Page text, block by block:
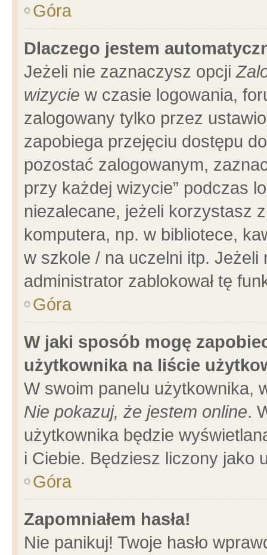
Góra
Dlaczego jestem
Jeżeli nie zaznaczysz opcji
wizycie w czasie logowania,
zalogowany tylko przez
zapobiega przejęciu dostępu
pozostać zalogowanym,
przy każdej wizycie” podczas
niezalecane, jeżeli korzystasz
komputera, np. w bibliotece,
w szkole / na uczelni itp.
administrator zablokował tę
Góra
W jaki sposób mogę
użytkownika na liście
W swoim panelu użytkownika,
Nie pokazuj, że jestem online.
użytkownika będzie
i Ciebie. Będziesz liczony jako
Góra
Zapomniałem hasła!
Nie panikuj! Twoje hasło